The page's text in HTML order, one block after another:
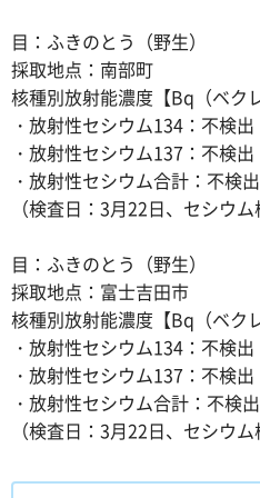
目：ふきのとう（野生）
採取地点：南部町
核種別放射能濃度【Bq（ベク
・放射性セシウム134：不検出
・放射性セシウム137：不検出
・放射性セシウム合計：不検出
（検査日：3月22日、セシウ
目：ふきのとう（野生）
採取地点：富士吉田市
核種別放射能濃度【Bq（ベク
・放射性セシウム134：不検出
・放射性セシウム137：不検出
・放射性セシウム合計：不検出
（検査日：3月22日、セシウ